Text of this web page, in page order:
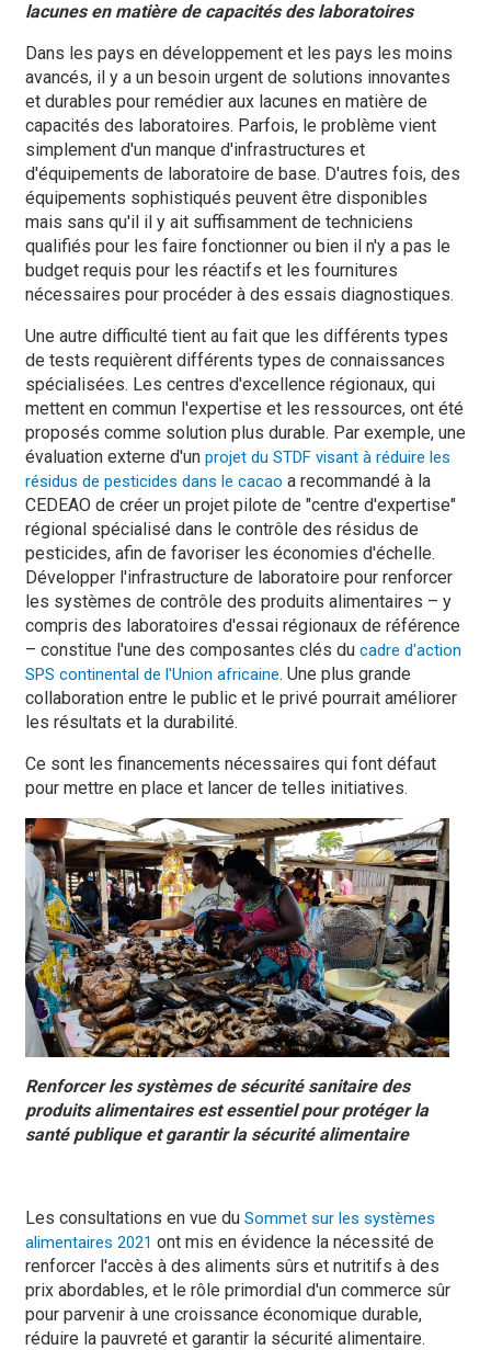
lacunes en matière de capacités des laboratoires
Dans les pays en développement et les pays les moins
avancés, il y a un besoin urgent de solutions innovantes
et durables pour remédier aux lacunes en matière de
capacités des laboratoires. Parfois, le problème vient
simplement d'un manque d'infrastructures et
d'équipements de laboratoire de base. D'autres fois, des
équipements sophistiqués peuvent être disponibles
mais sans qu'il il y ait suffisamment de techniciens
qualifiés pour les faire fonctionner ou bien il n'y a pas le
budget requis pour les réactifs et les fournitures
nécessaires pour procéder à des essais diagnostiques.
Une autre difficulté tient au fait que les différents types
de tests requièrent différents types de connaissances
spécialisées. Les centres d'excellence régionaux, qui
mettent en commun l'expertise et les ressources, ont été
proposés comme solution plus durable. Par exemple, une
évaluation externe d'un projet du STDF visant à réduire les
résidus de pesticides dans le cacao a recommandé à la
CEDEAO de créer un projet pilote de "centre d'expertise"
régional spécialisé dans le contrôle des résidus de
pesticides, afin de favoriser les économies d'échelle.
Développer l'infrastructure de laboratoire pour renforcer
les systèmes de contrôle des produits alimentaires – y
compris des laboratoires d'essai régionaux de référence
– constitue l'une des composantes clés du cadre d'action
SPS continental de l'Union africaine. Une plus grande
collaboration entre le public et le privé pourrait améliorer
les résultats et la durabilité.
Ce sont les financements nécessaires qui font défaut
pour mettre en place et lancer de telles initiatives.
Renforcer les systèmes de sécurité sanitaire des
produits alimentaires est essentiel pour protéger la
santé publique et garantir la sécurité alimentaire
Les consultations en vue du Sommet sur les systèmes
alimentaires 2021 ont mis en évidence la nécessité de
renforcer l'accès à des aliments sûrs et nutritifs à des
prix abordables, et le rôle primordial d'un commerce sûr
pour parvenir à une croissance économique durable,
réduire la pauvreté et garantir la sécurité alimentaire.